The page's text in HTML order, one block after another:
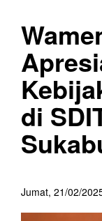
di
Jumat, 21/02/